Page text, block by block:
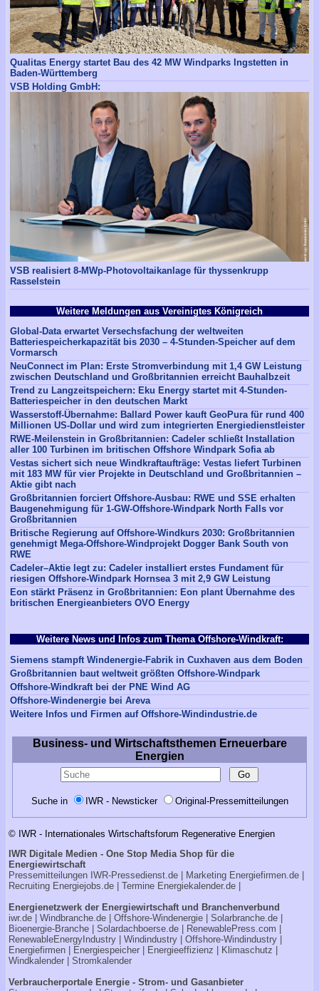
Weitere News und Infos zum Thema Offshore-Windkraft:
Siemens stampft Windenergie-Fabrik in Cuxhaven aus dem Boden
Großbritannien baut weltweit größten Offshore-Windpark
Offshore-Windkraft bei der PNE Wind AG
Offshore-Windenergie bei Areva
Weitere Infos und Firmen auf Offshore-Windindustrie.de
Qualitas Energy startet Bau des 42 MW Windparks Ingstetten in
Baden-Württemberg
VSB Holding GmbH:
VSB realisiert 8-MWp-Photovoltaikanlage für thyssenkrupp
Rasselstein
Weitere Meldungen aus Vereinigtes Königreich
Global-Data erwartet Versechsfachung der weltweiten
Batteriespeicherkapazität bis 2030 – 4-Stunden-Speicher auf dem
Vormarsch
NeuConnect im Plan: Erste Stromverbindung mit 1,4 GW Leistung
zwischen Deutschland und Großbritannien erreicht Bauhalbzeit
Trend zu Langzeitspeichern: Eku Energy startet mit 4-Stunden-
Batteriespeicher in den deutschen Markt
Wasserstoff-Übernahme: Ballard Power kauft GeoPura für rund 400
Millionen US-Dollar und wird zum integrierten Energiedienstleister
RWE-Meilenstein in Großbritannien: Cadeler schließt Installation
aller 100 Turbinen im britischen Offshore Windpark Sofia ab
Vestas sichert sich neue Windkraftaufträge: Vestas liefert Turbinen
mit 183 MW für vier Projekte in Deutschland und Großbritannien –
Aktie gibt nach
Großbritannien forciert Offshore-Ausbau: RWE und SSE erhalten
Baugenehmigung für 1-GW-Offshore-Windpark North Falls vor
Großbritannien
Britische Regierung auf Offshore-Windkurs 2030: Großbritannien
genehmigt Mega-Offshore-Windprojekt Dogger Bank South von
RWE
Cadeler–Aktie legt zu: Cadeler installiert erstes Fundament für
riesigen Offshore-Windpark Hornsea 3 mit 2,9 GW Leistung
Eon stärkt Präsenz in Großbritannien: Eon plant Übernahme des
britischen Energieanbieters OVO Energy
Business- und Wirtschaftsthemen Erneuerbare
Energien
Suche in IWR - Newsticker Original-Pressemitteilungen
© IWR - Internationales Wirtschaftsforum Regenerative Energien
IWR Digitale Medien - One Stop Media Shop für die
Energiewirtschaft
Pressemitteilungen IWR-Pressedienst.de | Marketing Energiefirmen.de
Recruiting Energiejobs.de | Termine Energiekalender.de
Energienetzwerk der Energiewirtschaft und Branchenverbund
iwr.de
Windbranche.de Offshore-Windenergie Solarbranche.de
Bioenergie-Branche
Solardachboerse.de RenewablePress.com
RenewableEnergyIndustry
Windindustry
Offshore-Windindustry |
Energiefirmen
Energiespeicher Energieeffizienz Klimaschutz
Windkalender
Stromkalender
Verbraucherportale Energie - Strom- und Gasanbieter